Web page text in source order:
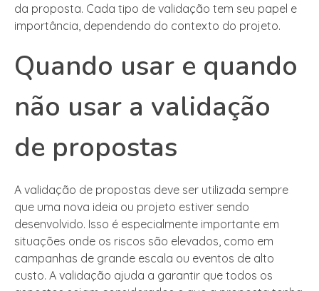
da proposta. Cada tipo de validação tem seu papel e
importância, dependendo do contexto do projeto.
Quando usar e quando
não usar a validação
de propostas
A validação de propostas deve ser utilizada sempre
que uma nova ideia ou projeto estiver sendo
desenvolvido. Isso é especialmente importante em
situações onde os riscos são elevados, como em
campanhas de grande escala ou eventos de alto
custo. A validação ajuda a garantir que todos os